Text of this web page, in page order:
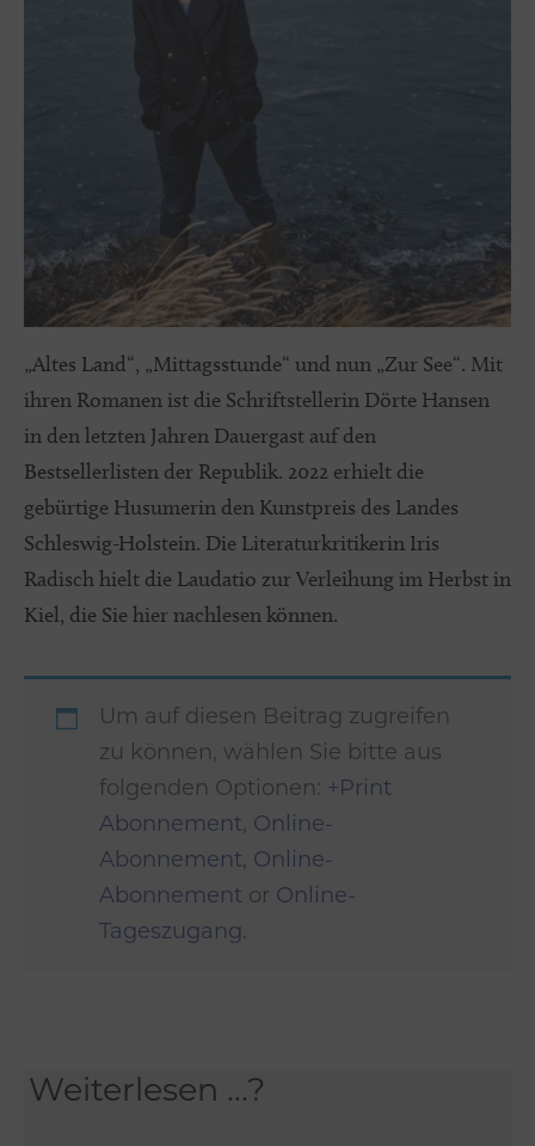
„Altes Land“, „Mittagsstunde“ und nun „Zur See“. Mit
ihren Romanen ist die Schriftstellerin Dörte Hansen
in den letzten Jahren Dauergast auf den
Bestsellerlisten der Republik. 2022 erhielt die
gebürtige Husumerin den Kunstpreis des Landes
Schleswig-Holstein. Die Literaturkritikerin Iris
Radisch hielt die Laudatio zur Verleihung im Herbst in
Kiel, die Sie hier nachlesen können.
Um auf diesen Beitrag zugreifen
zu können, wählen Sie bitte aus
folgenden Optionen: +Print
Abonnement, Online-
Abonnement, Online-
Abonnement or Online-
Tageszugang.
Weiterlesen ...?